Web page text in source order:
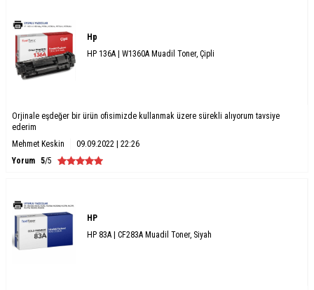
Hp
HP 136A | W1360A Muadil Toner, Çipli
Orjinale eşdeğer bir ürün ofisimizde kullanmak üzere sürekli alıyorum tavsiye
ederim
Mehmet Keskin
09.09.2022 | 22:26
Yorum 5/5
HP
HP 83A | CF283A Muadil Toner, Siyah